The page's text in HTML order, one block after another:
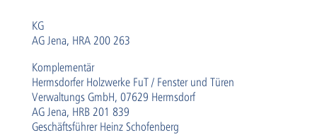
KG
AG Jena, HRA 200 263
Komplementär
Hermsdorfer Holzwerke FuT / Fenster und Türen
Verwaltungs GmbH, 07629 Hermsdorf
AG Jena, HRB 201 839
Geschäftsführer Heinz Schofenberg